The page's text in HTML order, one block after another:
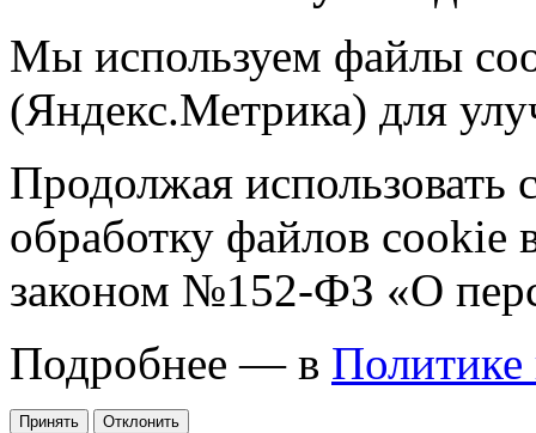
Мы используем файлы
(Яндекс.Метрика) для
Продолжая использовать
обработку файлов cookie
законом №152-ФЗ «О
Подробнее — в Политике
Принять Отклонить